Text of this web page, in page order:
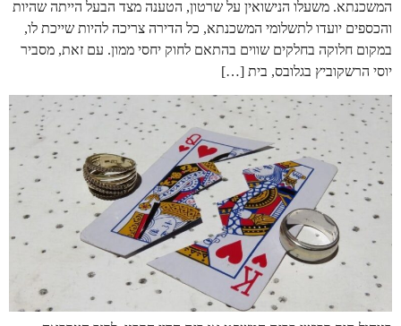
המשכנתא. משעלו הנישואין על שרטון, הטענה מצד הבעל הייתה שהיות
והכספים יועדו לתשלומי המשכנתא, כל הדירה צריכה להיות שייכת לו,
במקום חלוקה בחלקים שווים בהתאם לחוק יחסי ממון. עם זאת, מסביר
יוסי הרשקוביץ בגלובס, בית […]